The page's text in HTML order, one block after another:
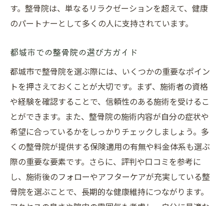
す。整骨院は、単なるリラクゼーションを超えて、健康
のパートナーとして多くの人に支持されています。
都城市での整骨院の選び方ガイド
都城市で整骨院を選ぶ際には、いくつかの重要なポイン
トを押さえておくことが大切です。まず、施術者の資格
や経験を確認することで、信頼性のある施術を受けるこ
とができます。また、整骨院の施術内容が自分の症状や
希望に合っているかをしっかりチェックしましょう。多
くの整骨院が提供する保険適用の有無や料金体系も選ぶ
際の重要な要素です。さらに、評判や口コミを参考に
し、施術後のフォローやアフターケアが充実している整
骨院を選ぶことで、長期的な健康維持につながります。